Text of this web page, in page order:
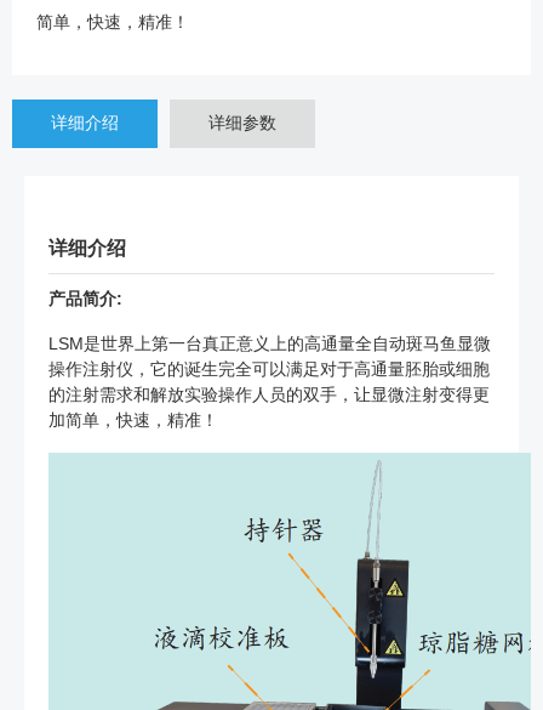
简单，快速，精准！
详细介绍 详细参数
详细介绍
产品简介:
LSM是世界上第一台真正意义上的高通量全自动斑马鱼显微
操作注射仪，它的诞生完全可以满足对于高通量胚胎或细胞
的注射需求和解放实验操作人员的双手，让显微注射变得更
加简单，快速，精准！